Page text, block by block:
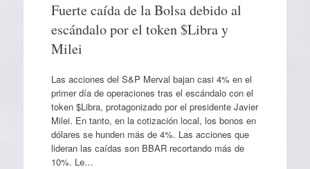
Fuerte caída de la Bolsa debido al
escándalo por el token $Libra y
Milei
Las acciones del S&P Merval bajan casi 4% en el
primer día de operaciones tras el escándalo con el
token $Libra, protagonizado por el presidente Javier
Milei. En tanto, en la cotización local, los bonos en
dólares se hunden más de 4%. Las acciones que
lideran las caídas son BBAR recortando más de
10%. Le…